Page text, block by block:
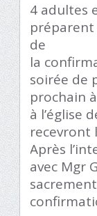
4 adultes
de
la
soirée de
prochain
à l’église
recevront
Après
avec Mgr